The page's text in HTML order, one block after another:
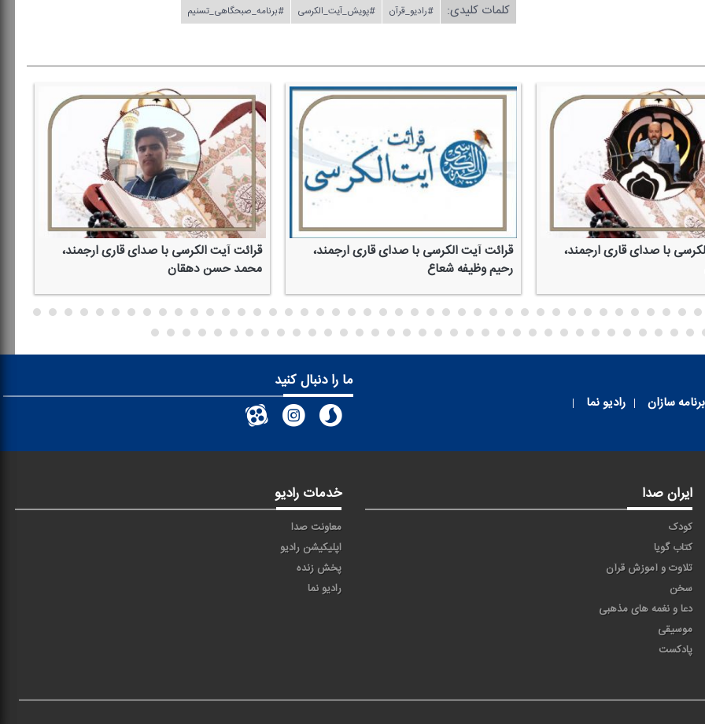
کلمات کلیدی: #رادیو_قرآن #پویش_آیت_الكرسی #برنامه_صبحگاهی_تسنیم
قرائت آیت الكرسی با صدای قاری ارجمند،
قرائت آیت الكرسی با صدای قاری ارجمند،
علی ذهنی
قرائت آیت الكرسی با صدای قاری
میلاد مهرور
برنامه سازان رادیو نما
ما را دنبال کنید
ایران صدا
کودک
کتاب گویا
تلاوت و آموزش قرآن
سخن
دعا و نغمه های مذهبی
موسیقی
پادکست
خدمات رادیو
معاونت صدا
اپلیکیشن رادیو
پخش زنده
رادیو نما